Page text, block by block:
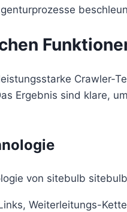
Crawler-
Ergebnis sind klare,
von sitebulb
Weiterleitungs-